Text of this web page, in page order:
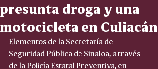
presunta droga y una
motocicleta en Culiacán
Elementos de la Secretaría de
Seguridad Pública de Sinaloa, a través
de la Policía Estatal Preventiva, en